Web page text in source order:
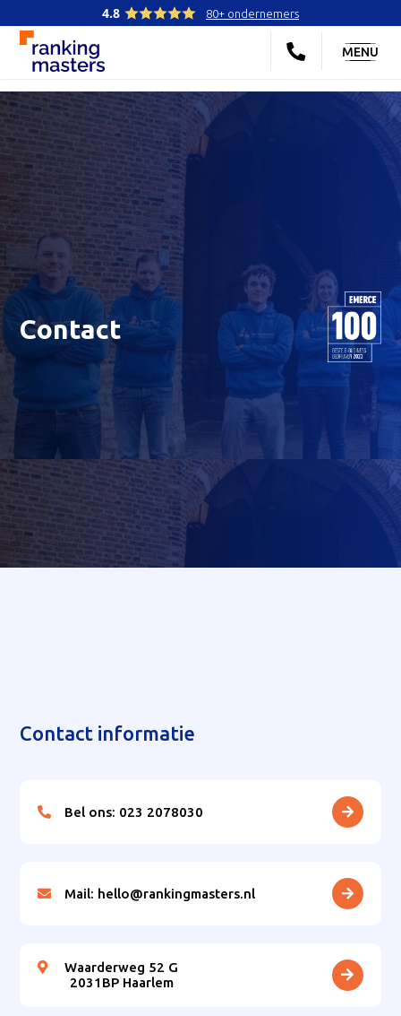
4.8 80+ ondernemers
MENU
Contact
Contact informatie
Bel ons: 023 2078030
Mail: hello@rankingmasters.nl
Waarderweg 52 G
2031BP Haarlem